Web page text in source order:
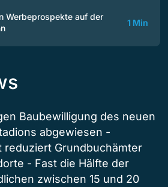
Werbeprospekte auf der
1 Min
Baubewilligung des neuen
abgewiesen -
reduziert Grundbuchämter
- Fast die Hälfte der
zwischen 15 und 20